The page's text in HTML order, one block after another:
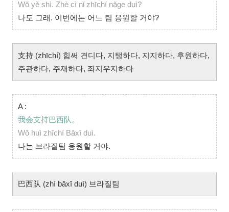
Wǒ yě shì. Zhè cì nǐ zhīchí nǎge duì?
나도 그래. 이번에는 어느 팀 응원할 거야?
支持 (zhīchí) 힘써 견디다, 지탱하다, 지지하다, 후원하다,
주관하다, 주재하다, 좌지우지하다
A :
我会支持巴西队。
Wǒ huì zhīchí Bāxī duì.
나는 브라질팀 응원할 거야.
巴西队 (zhì bāxī duì) 브라질팀